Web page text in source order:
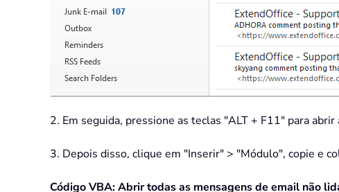
2. Em seguida, pressione as teclas "ALT + F11" para
3. Depois disso, clique em "Inserir" > "Módulo", copie e
Código VBA: Abrir todas as mensagens de email não